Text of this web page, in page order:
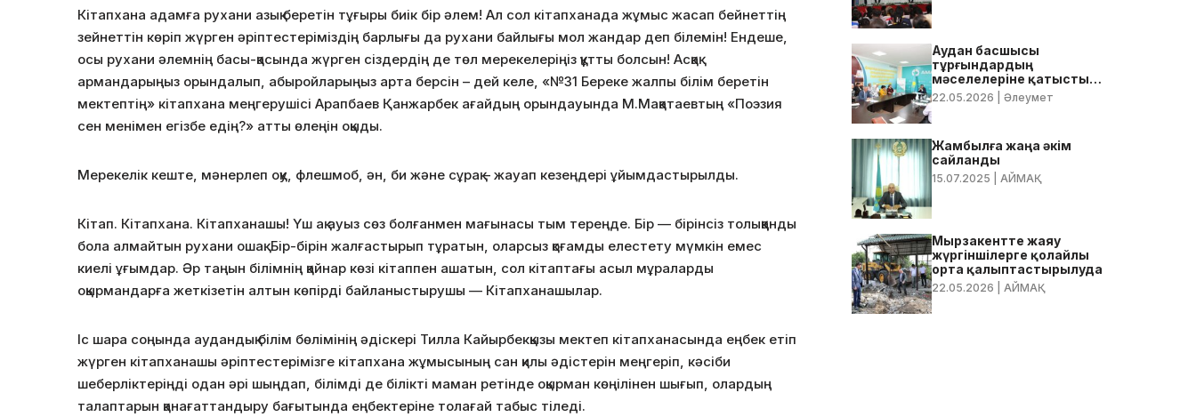
Кітапхана адамға рухани азық беретін тұғыры биік бір әлем! Ал сол кітапханада жұмыс жасап бейнеттің
зейнеттін көріп жүрген әріптестеріміздің барлығы да рухани байлығы мол жандар деп білемін! Ендеше,
осы рухани әлемнің басы-қасында жүрген сіздердің де төл мерекелеріңіз құтты болсын! Асқақ
армандарыңыз орындалып, абыройларыңыз арта берсін – дей келе, «№31 Береке жалпы білім беретін
мектептің» кітапхана меңгерушісі Арапбаев Қанжарбек ағайдың орындауында М.Мақатаевтың «Поэзия
сен менімен егізбе едің?» атты өлеңін оқыды.
Мерекелік кеште, мәнерлеп оқу, флешмоб, ән, би және сұрақ – жауап кезеңдері ұйымдастырылды.
Кітап. Кітапхана. Кітапханашы! Үш ақ ауыз сөз болғанмен мағынасы тым тереңде. Бір — бірінсіз толыққанды
бола алмайтын рухани ошақ. Бір-бірін жалғастырып тұратын, оларсыз қоғамды елестету мүмкін емес
киелі ұғымдар. Әр таңын білімнің қайнар көзі кітаппен ашатын, сол кітаптағы асыл мұраларды
оқырмандарға жеткізетін алтын көпірді байланыстырушы — Кітапханашылар.
Іс шара соңында аудандық білім бөлімінің әдіскері Тилла Кайырбекқызы мектеп кітапханасында еңбек етіп
жүрген кітапханашы әріптестерімізге кітапхана жұмысының сан қилы әдістерін меңгеріп, кәсіби
шеберліктеріңді одан әрі шыңдап, білімді де білікті маман ретінде оқырман көңілінен шығып, олардың
талаптарын қанағаттандыру бағытында еңбектеріне толағай табыс тіледі.
Аудан басшысы
тұрғындардың
мәселелеріне қатысты
нақты тапсырмалар берді
22.05.2026 | Әлеумет
Жамбылға жаңа әкім
сайланды
15.07.2025 | АЙМАҚ
Мырзакентте жаяу
жүргіншілерге қолайлы
орта қалыптастырылуда
22.05.2026 | АЙМАҚ